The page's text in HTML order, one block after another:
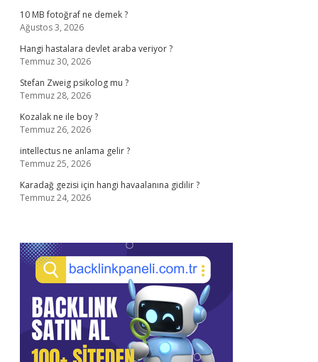
10 MB fotoğraf ne demek ?
Ağustos 3, 2026
Hangi hastalara devlet araba veriyor ?
Temmuz 30, 2026
Stefan Zweig psikolog mu ?
Temmuz 28, 2026
Kozalak ne ile boy ?
Temmuz 26, 2026
intellectus ne anlama gelir ?
Temmuz 25, 2026
Karadağ gezisi için hangi havaalanına gidilir ?
Temmuz 24, 2026